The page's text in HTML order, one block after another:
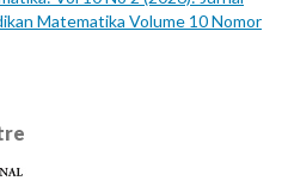
Matematika Volume 10 Nomor